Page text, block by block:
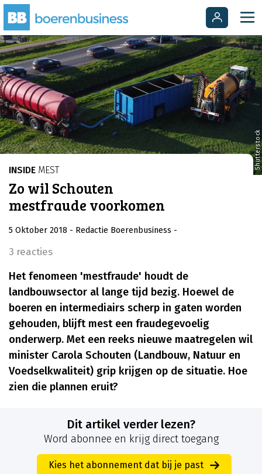
Shutterstock
INSIDE MEST
Zo wil Schouten
mestfraude voorkomen
5 Oktober 2018 - Redactie Boerenbusiness -
3 reacties
Het fenomeen 'mestfraude' houdt de
landbouwsector al lange tijd bezig. Hoewel de
boeren en intermediairs scherp in gaten worden
gehouden, blijft mest een fraudegevoelig
onderwerp. Met een reeks nieuwe maatregelen wil
minister Carola Schouten (Landbouw, Natuur en
Voedselkwaliteit) grip krijgen op de situatie. Hoe
zien die plannen eruit?
Dit artikel verder lezen?
Word abonnee en krijg direct toegang
Kies het abonnement dat bij je past